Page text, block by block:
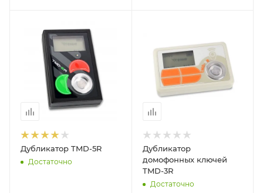
Дубликатор TMD-5R
Достаточно
Дубликатор
домофонных ключей
TMD-3R
Достаточно